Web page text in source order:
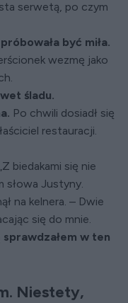
serwetą, po czym
być miła.
wezmę jako
śladu.
Po chwili dosiadł się
restauracji.
biedakami się nie
słowa Justyny.
na kelnera. – Dwie
się do mnie.
w ten
Niestety,